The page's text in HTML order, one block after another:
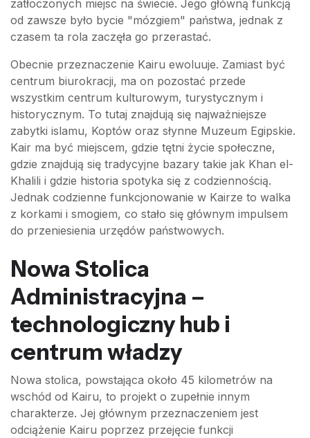
zatłoczonych miejsc na świecie. Jego główną funkcją
od zawsze było bycie "mózgiem" państwa, jednak z
czasem ta rola zaczęła go przerastać.
Obecnie przeznaczenie Kairu ewoluuje. Zamiast być
centrum biurokracji, ma on pozostać przede
wszystkim centrum kulturowym, turystycznym i
historycznym. To tutaj znajdują się najważniejsze
zabytki islamu, Koptów oraz słynne Muzeum Egipskie.
Kair ma być miejscem, gdzie tętni życie społeczne,
gdzie znajdują się tradycyjne bazary takie jak Khan el-
Khalili i gdzie historia spotyka się z codziennością.
Jednak codzienne funkcjonowanie w Kairze to walka
z korkami i smogiem, co stało się głównym impulsem
do przeniesienia urzędów państwowych.
Nowa Stolica
Administracyjna –
technologiczny hub i
centrum władzy
Nowa stolica, powstająca około 45 kilometrów na
wschód od Kairu, to projekt o zupełnie innym
charakterze. Jej głównym przeznaczeniem jest
odciążenie Kairu poprzez przejęcie funkcji